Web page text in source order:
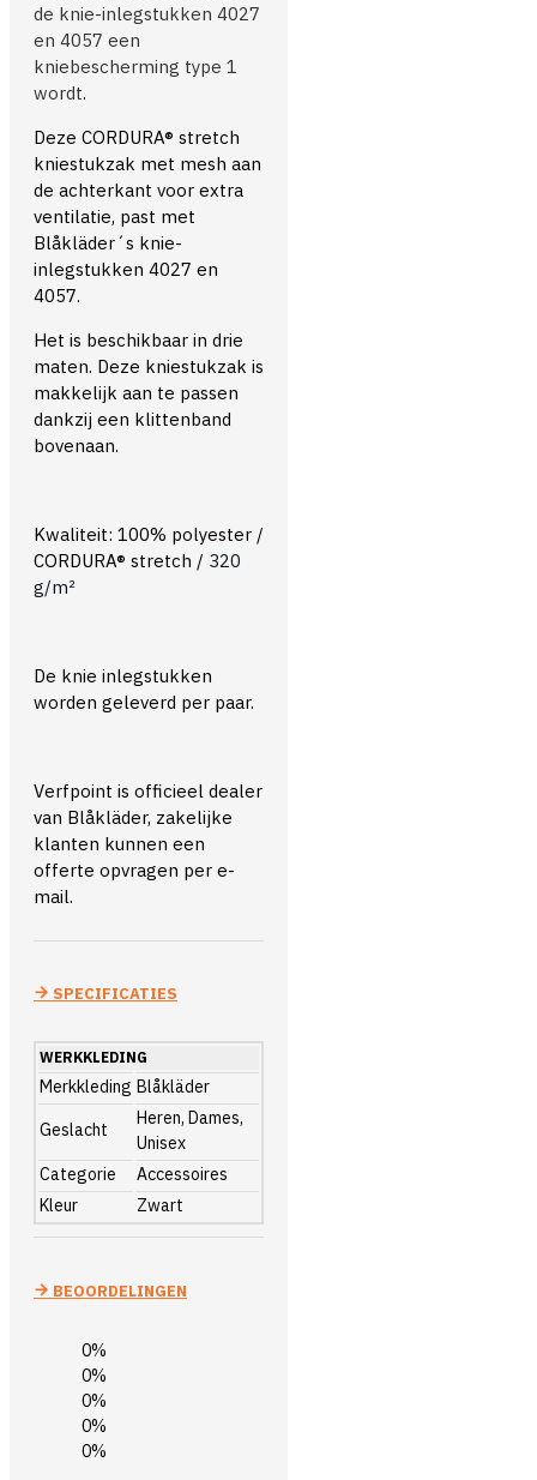
de knie-inlegstukken 4027
en 4057 een
kniebescherming type 1
wordt.
Deze CORDURA® stretch
kniestukzak met mesh aan
de achterkant voor extra
ventilatie, past met
Blåkläder´s knie-
inlegstukken 4027 en
4057.
Het is beschikbaar in drie
maten. Deze kniestukzak is
makkelijk aan te passen
dankzij een klittenband
bovenaan.
Kwaliteit: 100% polyester /
CORDURA® stretch / 320
g/m²
De knie inlegstukken
worden geleverd per paar.
Verfpoint is officieel dealer
van Blåkläder, zakelijke
klanten kunnen een
offerte opvragen per e-
mail.
SPECIFICATIES
WERKKLEDING
Merkkleding Blåkläder
Geslacht
Heren, Dames,
Unisex
Categorie
Accessoires
Kleur
Zwart
BEOORDELINGEN
0%
0%
0%
0%
0%